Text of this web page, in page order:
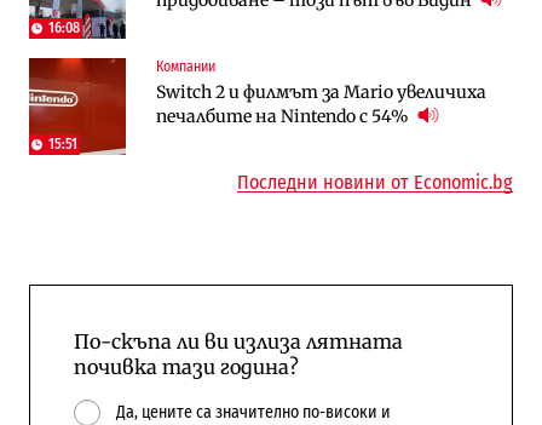
16:08
15:51
Компании
Switch 2 и филмът за Mario увеличиха
печалбите на Nintendo с 54%
Публични финанси
Общините вече зависят от
централната власт за 75% от
Отрасли
Жилищата в България поскъпват при
намаляващо население и все повече
Последни новини от Economic.bg
По-скъпа ли ви излиза лятната
почивка тази година?
Да, цените са значително по-високи и